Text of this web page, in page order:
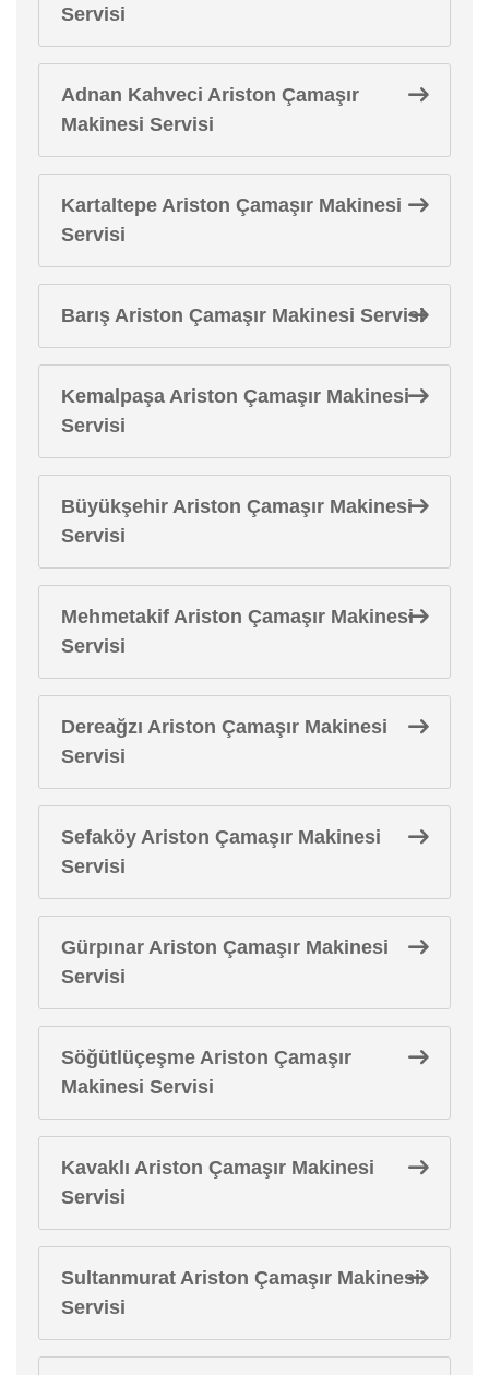
Servisi
Adnan Kahveci Ariston Çamaşır
Makinesi Servisi
Kartaltepe Ariston Çamaşır Makinesi
Servisi
Barış Ariston Çamaşır Makinesi Servisi
Kemalpaşa Ariston Çamaşır Makinesi
Servisi
Büyükşehir Ariston Çamaşır Makinesi
Servisi
Mehmetakif Ariston Çamaşır Makinesi
Servisi
Dereağzı Ariston Çamaşır Makinesi
Servisi
Sefaköy Ariston Çamaşır Makinesi
Servisi
Gürpınar Ariston Çamaşır Makinesi
Servisi
Söğütlüçeşme Ariston Çamaşır
Makinesi Servisi
Kavaklı Ariston Çamaşır Makinesi
Servisi
Sultanmurat Ariston Çamaşır Makinesi
Servisi